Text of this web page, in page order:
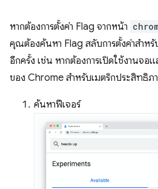
หากต้องการตั้งค่า Flag จากหน้า
คุณต้องค้นหา Flag สลับการตั้งค่าสำหรั
อีกครั้ง เช่น หากต้องการเปิดใช้งานจ
ของ Chrome สำหรับเมตริกประสิทธิภ
ค้นหาฟีเจอร์